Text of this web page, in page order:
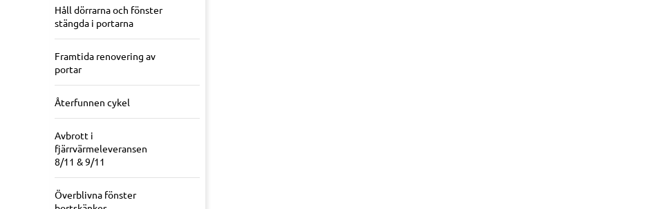
Håll dörrarna och fönster
stängda i portarna
Framtida renovering av
portar
Återfunnen cykel
Avbrott i
fjärrvärmeleveransen
8/11 & 9/11
Överblivna fönster